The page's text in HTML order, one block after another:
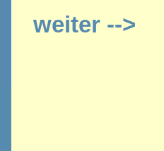
weiter -->